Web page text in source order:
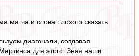
матча и слова плохого сказать
диагонали, создавая
для этого. Зная наши